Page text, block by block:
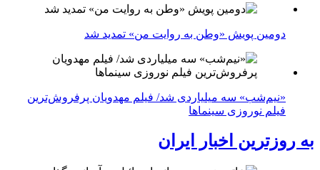
دومین پویش «وطن به روایت من» تمدید شد
«نیم‌شب» سه میلیاردی شد/ فیلم مهدویان پرفروش‌ترین
فیلم نوروزی سینماها
به روزترین اخبار ایران